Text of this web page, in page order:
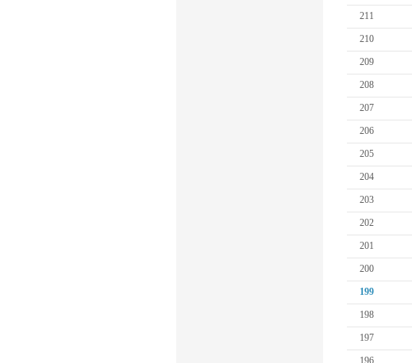
211
210
209
208
207
206
205
204
203
202
201
200
199
198
197
196